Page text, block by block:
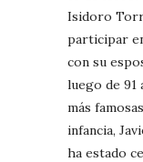
Isidoro
participar
con su
luego de 91
más
infancia,
ha estado